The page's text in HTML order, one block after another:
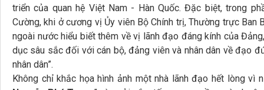
triển của quan hệ Việt Nam - Hàn Quốc. Đặc biệt, trong
Cường, khi ở cương vị Ủy viên Bộ Chính trị, Thường trực Ban
ngoài nước hiểu biết thêm về vị lãnh đạo đáng kính của
dục sâu sắc đối với cán bộ, đảng viên và nhân dân về đạo
nhân dân”.
Không chỉ khắc họa hình ảnh một nhà lãnh đạo hết lòng vì